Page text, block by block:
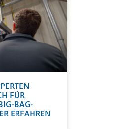
FÜR
BAG-
ERFAHREN